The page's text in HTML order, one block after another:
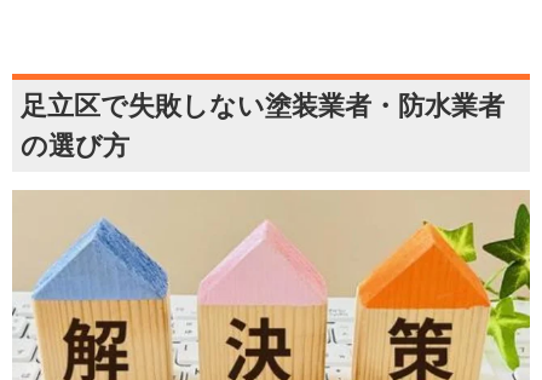
足立区で失敗しない塗装業者・防水業者
の選び方